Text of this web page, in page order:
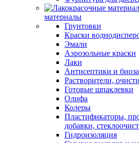
материалы
Грунтовки
Краски
Эмали
Аэрозольные краски
Лаки
Антисептики и
Растворители,
Готовые шпаклевки
Олифа
Колеры
Пластификаторы,
добавки,
Гидроизоляция